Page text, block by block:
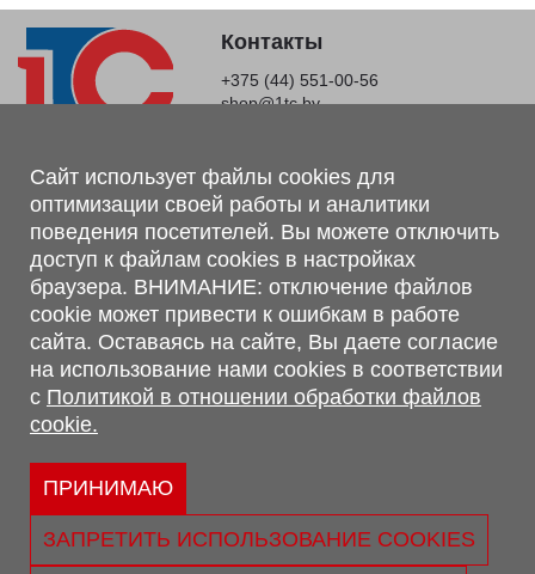
Контакты
+375 (44) 551-00-56
shop@1tc.by
Магазин, склад
г. Минск, Минский р-н, п. Привольный, ул. Мира, 20А,
223062
г. Брест, ул. Лейтенанта Рябцева, 108 В, 224701
Обращаем Ваше внимание, что вся предоставленная на сайте
информация, касающаяся комплектаций, технических
характеристик, цветовых сочетаний, а также стоимости и
сервисного обслуживания носит информационный характер и
не является публичной офертой, определяемой п.2 ст.407
Гражданского кодекса Республики Беларусь.
Политика обработки персональных данных
Политикой в отношении обработки файлов cookie.
Сайт использует файлы cookies для
оптимизации своей работы и аналитики
поведения посетителей. Вы можете отключить
доступ к файлам cookies в настройках
браузера. ВНИМАНИЕ: отключение файлов
cookie может привести к ошибкам в работе
сайта. Оставаясь на сайте, Вы даете согласие
на использование нами cookies в соответствии
с Политикой в отношении обработки файлов
cookie.
ПРИНИМАЮ
ЗАПРЕТИТЬ ИСПОЛЬЗОВАНИЕ COOKIES